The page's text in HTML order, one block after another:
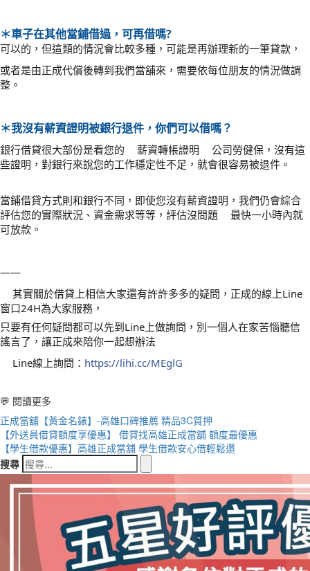
＊車子在其他當鋪借過，可再借嗎?
可以的，但這類的情況會比較多種，可能是再辦理新的一筆貸款，
或者是由正成代償後轉到我們當舖來， 需要依每位朋友的情況做調
整。
＊我沒有薪資證明被銀行退件，你們可以借嗎？
銀行借貸很大部份是看您的 薪資轉帳證明
公司勞健保，沒有這
些證明，對銀行來說您的工作穩定性不足，就會很容易被退件。
當鋪借貸方式則和銀行不同，即使您沒有薪資證明，我們仍會綜合
評估您的實際狀況、資金需求等等，評估沒問題 ⭕最快一小時內就
可放款。
——
⭕其實關於借貸上相信大家還有許許多多的疑問，正成的線上Line
窗口24H為大家服務，
只要有任何疑問都可以先到Line上做詢問，別一個人在家苦惱聽信
謠言了，讓正成來陪你一起想辦法
Line線上詢問： https://lihi.cc/MEglG
💬 閱讀更多
正成當舖【黃金名錶】-高雄口碑推薦 精品3C質押
【外送員借貸額度享優惠】 借貸找高雄正成當舖 額度最優惠
【學生借款優惠】高雄正成當舖 學生借款安心借輕鬆還
搜尋